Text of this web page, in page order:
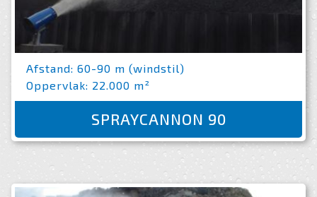
Afstand: 60-90 m (windstil)
Oppervlak: 22.000 m²
SPRAYCANNON 90